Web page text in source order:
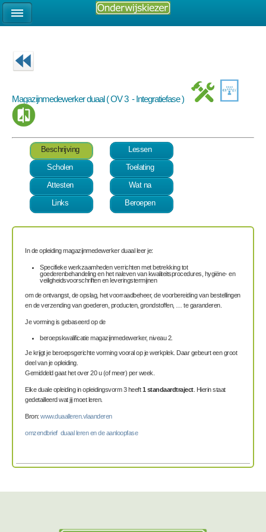
Magazijnmedewerker duaal ( OV 3 - Integratiefase )
Beschrijving
Lessen
Scholen
Toelating
Attesten
Wat na
Links
Beroepen
In de opleiding magazijnmedewerker duaal leer je:
Specifieke werkzaamheden verrichten met betrekking tot
goederenbehandeling en het naleven van kwaliteitsprocedures, hygiëne- en
veiligheidsvoorschriften en leveringstermijnen
om de ontvangst, de opslag, het voorraadbeheer, de voorbereiding van bestellingen
en de verzending van goederen, producten, grondstoffen, … te garanderen.
Je vorming is gebaseerd op de
beroepskwalificatiemagazijnmedewerker, niveau 2.
Je krijgt je beroepsgerichte vorming vooral op je werkplek. Daar gebeurt een groot
deel van je opleiding.
Gemiddeld gaat het over 20 u (of meer) per week.
Elke duale opleiding in opleidingsvorm 3 heeft1 standaardtraject. Hierin staat
gedetailleerd wat jij moet leren.
Bron: www.duaalleren.vlaanderen
omzendbrief duaal leren en de aanloopfase